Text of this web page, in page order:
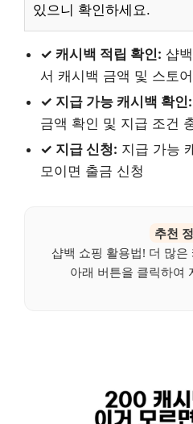
있으니 확인하세요.
✓ 캐시백 적립 확인: 샵
서 캐시백 금액 및 스토
✓ 지급 가능 캐시백 확인:
금액 확인 및 지급 조건
✓ 지급 신청: 지급 가능
모이면 출금 신청
추천
샵백 쇼핑 활용법! 더 많
아래 버튼을 클릭하여